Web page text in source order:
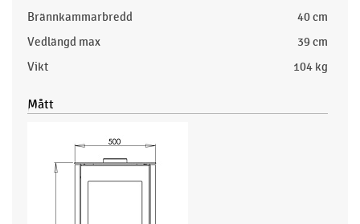
Brännkammarbredd
40 cm
Vedlängd max
39 cm
Vikt
104 kg
Mått